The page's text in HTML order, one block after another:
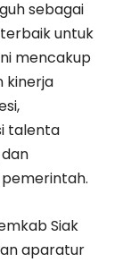
sebagai
untuk
mencakup
kinerja
talenta
Siak
aparatur